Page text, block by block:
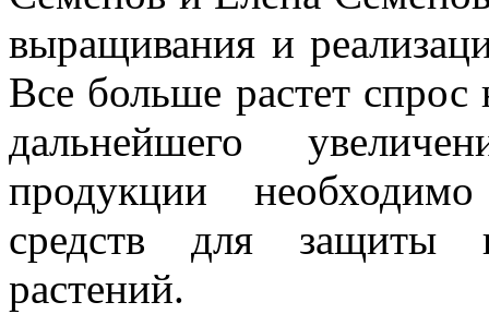
выращивания и
Все больше растет
дальнейшего
продукции
средств для защиты
растений.